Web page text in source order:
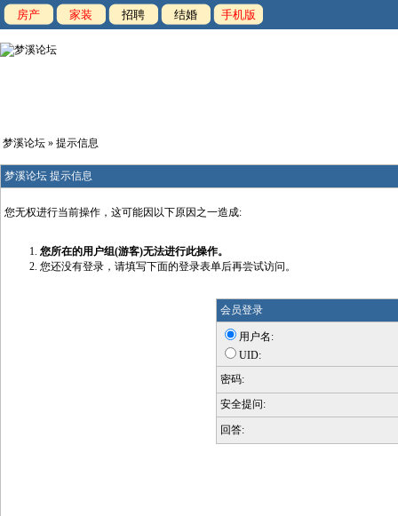
房产 家装 招聘 结婚 手机版
梦溪论坛 » 提示信息
梦溪论坛 提示信息
您无权进行当前操作，这可能因以下原因之一造成:
您所在的用户组(游客)无法进行此操作。
您还没有登录，请填写下面的登录表单后再尝试访问。
会员登录
用户名:
UID:
密码:
安全提问:
回答: